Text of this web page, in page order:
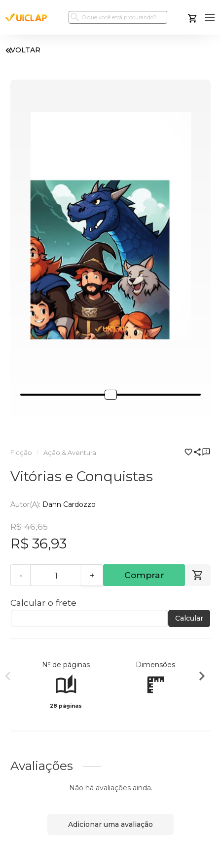
VOLTAR
Ficção Ação & Aventura
Vitórias e Conquistas
Autor(a): Dann Cardozzo
R$ 46,65
R$ 36,93
- + Comprar
Calcular o frete
Calcular
Nº de páginas
28 páginas
Dimensões
Avaliações
Não há avaliações ainda.
Adicionar uma avaliação